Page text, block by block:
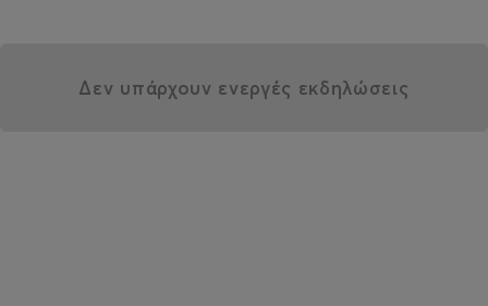
Δεν υπάρχουν ενεργές εκδηλώσεις